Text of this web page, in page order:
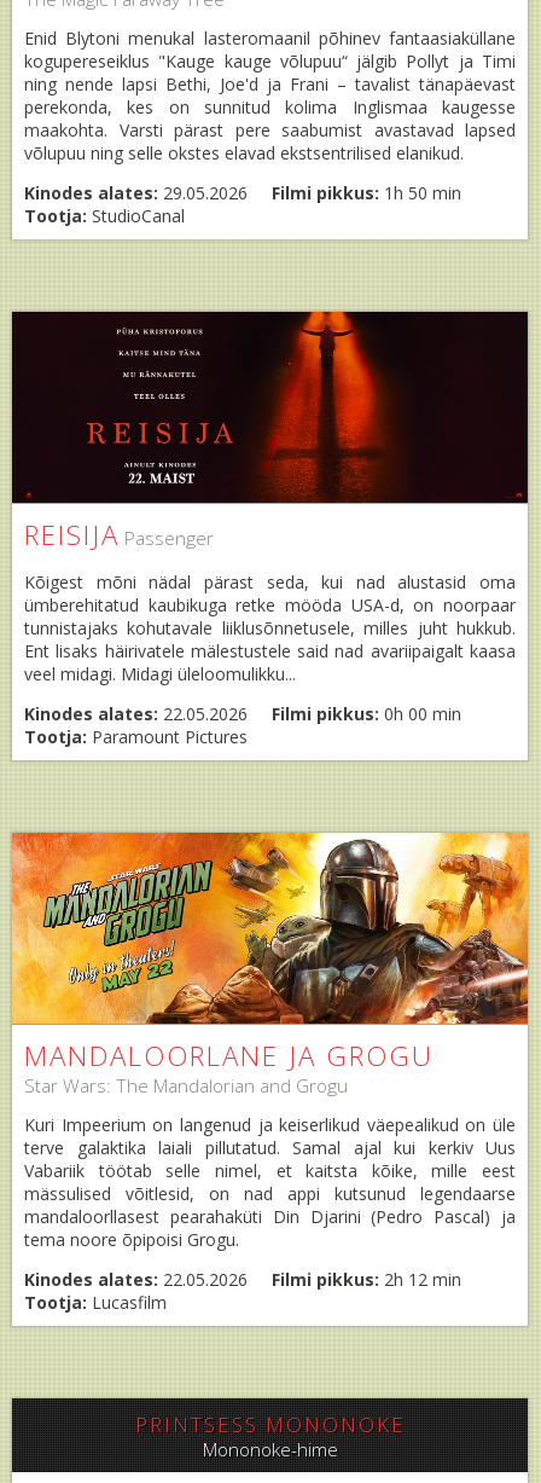
Enid Blytoni menukal lasteromaanil põhinev fantaasiaküllane
kogupereseiklus "Kauge kauge võlupuu“ jälgib Pollyt ja Timi
ning nende lapsi Bethi, Joe'd ja Frani – tavalist tänapäevast
perekonda, kes on sunnitud kolima Inglismaa kaugesse
maakohta. Varsti pärast pere saabumist avastavad lapsed
võlupuu ning selle okstes elavad ekstsentrilised elanikud.
Kinodes alates: 29.05.2026 Filmi pikkus: 1h 50 min
Tootja: StudioCanal
REISIJA Passenger
Kõigest mõni nädal pärast seda, kui nad alustasid oma
ümberehitatud kaubikuga retke mööda USA-d, on noorpaar
tunnistajaks kohutavale liiklusõnnetusele, milles juht hukkub.
Ent lisaks häirivatele mälestustele said nad avariipaigalt kaasa
veel midagi. Midagi üleloomulikku...
Kinodes alates: 22.05.2026 Filmi pikkus: 0h 00 min
Tootja: Paramount Pictures
MANDALOORLANE JA GROGU
Star Wars: The Mandalorian and Grogu
Kuri Impeerium on langenud ja keiserlikud väepealikud on üle
terve galaktika laiali pillutatud. Samal ajal kui kerkiv Uus
Vabariik töötab selle nimel, et kaitsta kõike, mille eest
mässulised võitlesid, on nad appi kutsunud legendaarse
mandaloorllasest pearahaküti Din Djarini (Pedro Pascal) ja
tema noore õpipoisi Grogu.
Kinodes alates: 22.05.2026 Filmi pikkus: 2h 12 min
Tootja: Lucasfilm
PRINTSESS MONONOKE
Mononoke-hime